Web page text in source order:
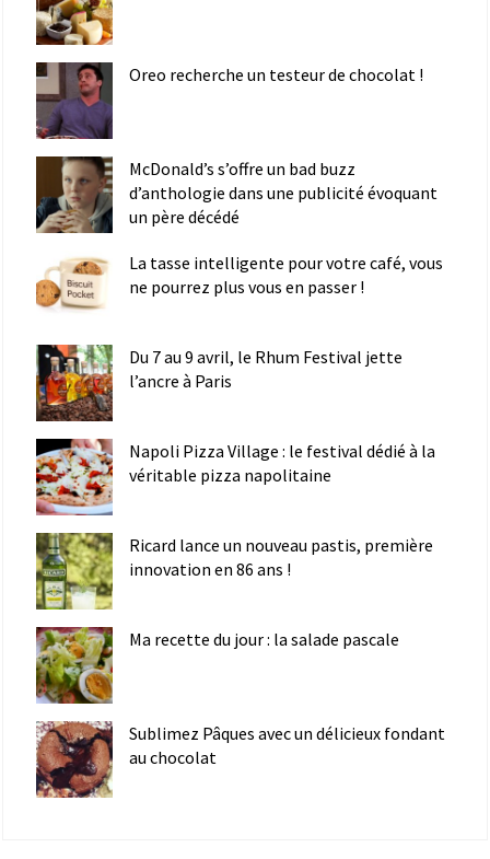
Oreo recherche un testeur de chocolat !
McDonald’s s’offre un bad buzz
d’anthologie dans une publicité évoquant
un père décédé
La tasse intelligente pour votre café, vous
ne pourrez plus vous en passer !
Du 7 au 9 avril, le Rhum Festival jette
l’ancre à Paris
Napoli Pizza Village : le festival dédié à la
véritable pizza napolitaine
Ricard lance un nouveau pastis, première
innovation en 86 ans !
Ma recette du jour : la salade pascale
Sublimez Pâques avec un délicieux fondant
au chocolat